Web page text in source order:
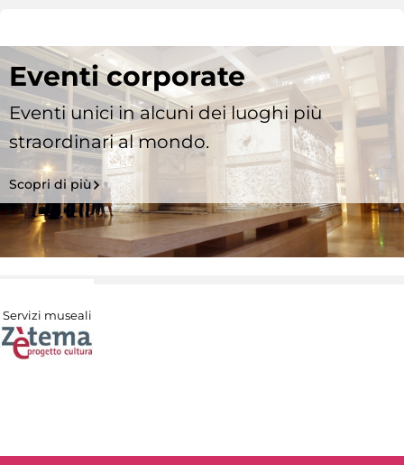
Eventi corporate
Eventi unici in alcuni dei luoghi più
straordinari al mondo.
Scopri di più
Servizi museali